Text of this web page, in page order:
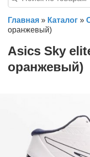
Главная » Каталог »
оранжевый)
Asics Sky
оранжевый)